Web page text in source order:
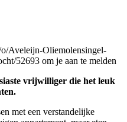
Aveleijn-Oliemolensingel-
52693 om je aan te melden
vrijwilliger die het leuk
met een verstandelijke